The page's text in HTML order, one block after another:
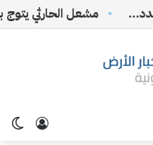
تسجيل